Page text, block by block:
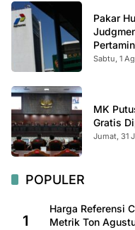
Pakar
Sabtu, 1
MK
Gratis
Jumat, 31
POPULER
1
Harga Referensi
Metrik Ton